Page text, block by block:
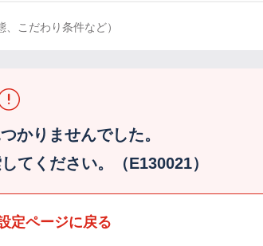
、こだわり条件など）
かりませんでした。
てください。（E130021）
定ページに戻る